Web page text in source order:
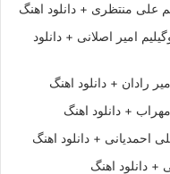
علی منتظری + دانلود اهنگ
امیر اصلانی + دانلود
رادان + دانلود اهنگ
+ دانلود اهنگ
احمدیانی + دانلود اهنگ
+ دانلود اهنگ